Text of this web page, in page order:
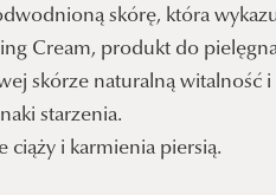
skórę, która
Cream, produkt do
skórze naturalną witalność i
starzenia.
ciąży i karmienia piersią.